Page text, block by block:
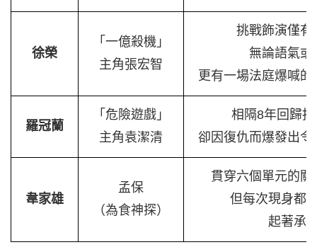
徐榮
「一億殺機」
主角張宏智
挑戰飾演僅有
無論語氣或
更有一場法庭爆喊
羅冠蘭
「危險遊戲」
主角袁潔清
相隔8年回歸
卻因復仇而爆發出
韋家雄
孟保
（為食神探）
貫穿六個單元的
但每次現身都
起著承